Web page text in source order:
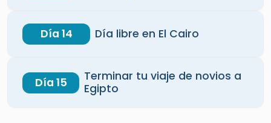
Día 14 Día libre en El Cairo
Día 15
Terminar tu viaje de novios a
Egipto